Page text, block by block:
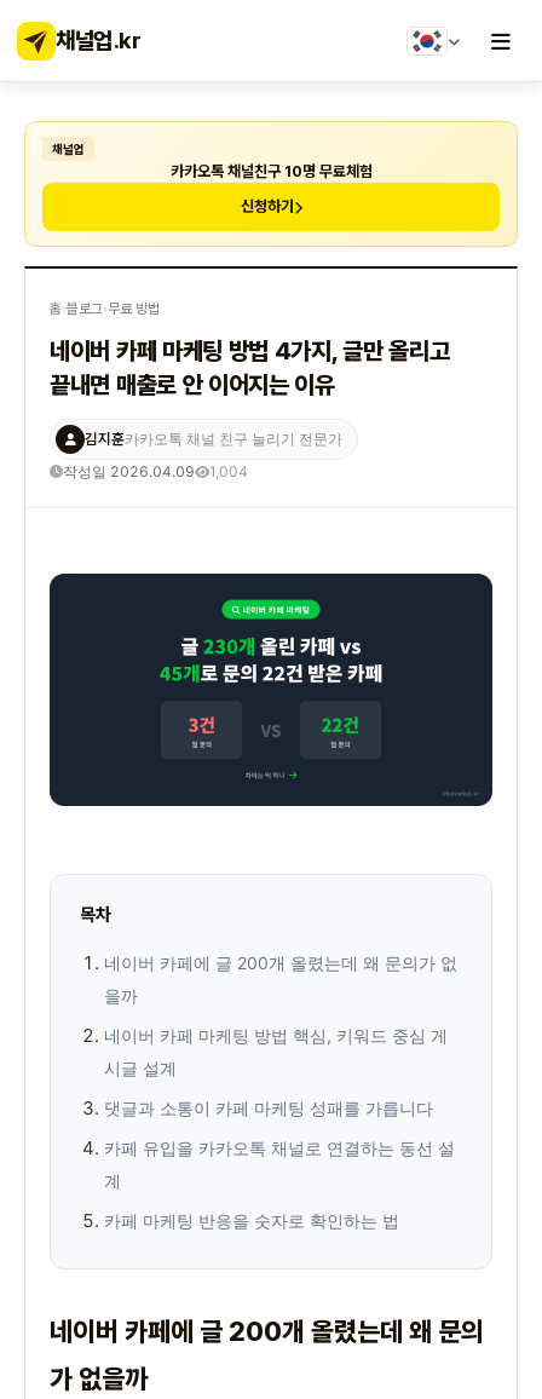
채널업.kr
채널업
카카오톡 채널친구 10명 무료체험
신청하기
홈›블로그›무료 방법
네이버 카페 마케팅 방법 4가지, 글만 올리고
끝내면 매출로 안 이어지는 이유
김지훈카카오톡 채널 친구 늘리기 전문가
작성일 2026.04.09 1,004
목차
네이버 카페에 글 200개 올렸는데 왜 문의가 없
을까
네이버 카페 마케팅 방법 핵심, 키워드 중심 게
시글 설계
댓글과 소통이 카페 마케팅 성패를 가릅니다
카페 유입을 카카오톡 채널로 연결하는 동선 설
계
카페 마케팅 반응을 숫자로 확인하는 법
네이버 카페에 글 200개 올렸는데 왜 문의
가 없을까